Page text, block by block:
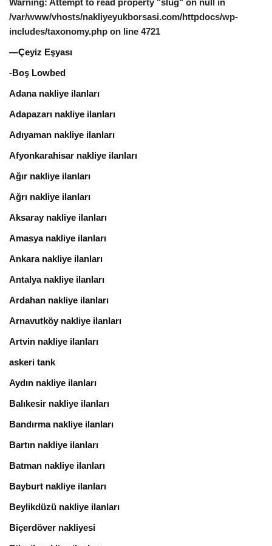
/var/www/vhosts/nakliyeyukborsasi.com/httpdocs/wp-
includes/taxonomy.php on line 4721
—Çeyiz Eşyası
-Boş Lowbed
Adana nakliye ilanları
Adapazarı nakliye ilanları
Adıyaman nakliye ilanları
Afyonkarahisar nakliye ilanları
Ağır nakliye ilanları
Ağrı nakliye ilanları
Aksaray nakliye ilanları
Amasya nakliye ilanları
Ankara nakliye ilanları
Antalya nakliye ilanları
Ardahan nakliye ilanları
Arnavutköy nakliye ilanları
Artvin nakliye ilanları
askeri tank
Aydın nakliye ilanları
Balıkesir nakliye ilanları
Bandırma nakliye ilanları
Bartın nakliye ilanları
Batman nakliye ilanları
Bayburt nakliye ilanları
Beylikdüzü nakliye ilanları
Biçerdöver nakliyesi